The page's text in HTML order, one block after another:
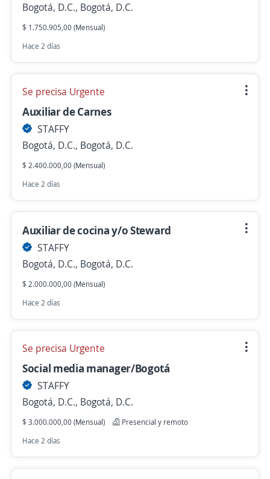
Bogotá, D.C., Bogotá, D.C.
$ 1.750.905,00 (Mensual)
Hace 2 días
Se precisa Urgente
Auxiliar de Carnes
STAFFY
Bogotá, D.C., Bogotá, D.C.
$ 2.400.000,00 (Mensual)
Hace 2 días
Auxiliar de cocina y/o Steward
STAFFY
Bogotá, D.C., Bogotá, D.C.
$ 2.000.000,00 (Mensual)
Hace 2 días
Se precisa Urgente
Social media manager/Bogotá
STAFFY
Bogotá, D.C., Bogotá, D.C.
$ 3.000.000,00 (Mensual)
Presencial y remoto
Hace 2 días